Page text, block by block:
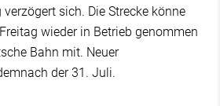
sich. Die Strecke könne
wieder in Betrieb genommen
Bahn mit. Neuer
der 31. Juli.